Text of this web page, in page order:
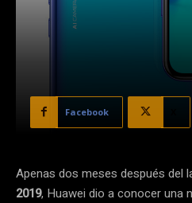
Facebook
Apenas dos meses después del
2019, Huawei dio a conocer una